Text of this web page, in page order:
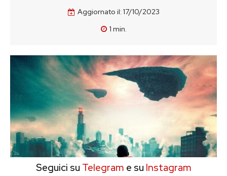
Aggiornato il: 17/10/2023
1 min.
Seguici su Telegram e su Instagram